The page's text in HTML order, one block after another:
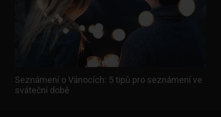
Seznámení o Vánocích: 5 tipů pro seznámení ve
sváteční době